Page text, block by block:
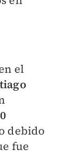
el
debido
fue